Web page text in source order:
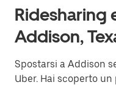
Ridesharing
Addison,
Spostarsi a Addison
Uber. Hai scoperto